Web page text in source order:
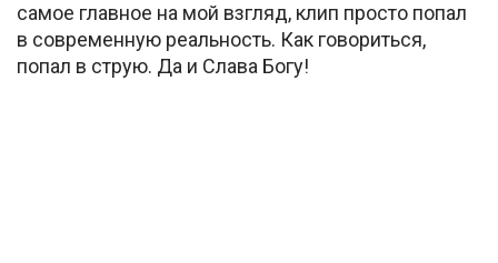
самое главное на мой взгляд, клип просто попал
в современную реальность. Как говориться,
попал в струю. Да и Слава Богу!